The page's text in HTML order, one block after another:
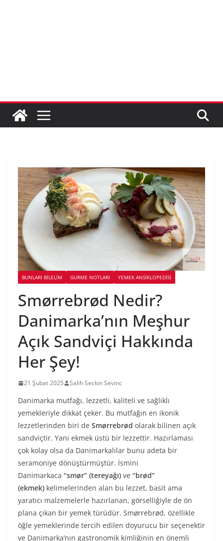
BUNLARI BILELIM GURME NOTLARI YEMEK ANSİKLOPEDİSİ
Smørrebrød Nedir?
Danimarka’nın Meşhur
Açık Sandviçi Hakkında
Her Şey!
21 Şubat 2025 Salih Seckin Sevinc
Danimarka mutfağı, lezzetli, kaliteli ve sağlıklı
yemekleriyle dikkat çeker. Bu mutfağın en ikonik
lezzetlerinden biri de Smørrebrød olarak bilinen açık
sandviçtir. Yani ekmek üstü bir lezzettir. Hazırlaması
çok kolay olsa da Danimarkalılar bunu adeta bir
seramoniye dönüştürmüştür. İsmini
Danimarkaca “smør” (tereyağı) ve “brød”
(ekmek) kelimelerinden alan bu lezzet, basit ama
yaratıcı malzemelerle hazırlanan, görselliğiyle de ön
plana çıkan bir yemek türüdür. Smørrebrød, özellikle
öğle yemeklerinde tercih edilen doyurucu bir seçenektir
ve Danimarka’nın gastronomik kimliğinin en önemli